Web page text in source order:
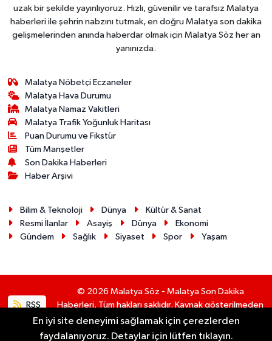
uzak bir şekilde yayınlıyoruz. Hızlı, güvenilir ve tarafsız Malatya
haberleri ile şehrin nabzını tutmak, en doğru Malatya son dakika
gelişmelerinden anında haberdar olmak için Malatya Söz her an
yanınızda.
Malatya Nöbetçi Eczaneler
Malatya Hava Durumu
Malatya Namaz Vakitleri
Malatya Trafik Yoğunluk Haritası
Puan Durumu ve Fikstür
Tüm Manşetler
Son Dakika Haberleri
Haber Arşivi
Bilim & Teknoloji Dünya
Kültür & Sanat
Resmi İlanlar
Asayiş Dünya
Ekonomi
Gündem
Sağlık Siyaset Spor Yaşam
RSS
© 2026 Malatya Söz - Malatya Son Dakika
Haberleri. Tüm hakları saklıdır. Kaynak gösterilmeden
alıntı yapılamaz.
En iyi site deneyimi sağlamak için çerezlerden
faydalanıyoruz. Detaylar için lütfen tıklayın.